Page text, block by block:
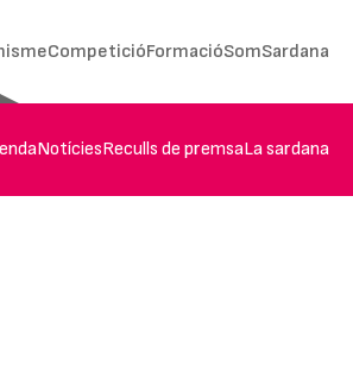
CompeticióFormacióSomSardana
NotíciesReculls de premsaLa sardana